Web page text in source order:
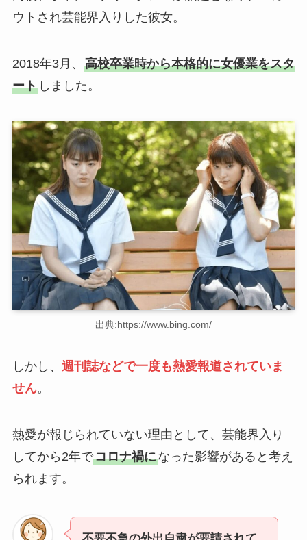
ウトされ芸能界入りした彼女。
2018年3月、 高校卒業時から本格的に女優業をスタ
ートしました。
出典:https://www.bing.com/
しかし、 週刊誌などで一度も熱愛報道されていま
せん。
熱愛が報じられていない理由として、芸能界入り
してから2年でコロナ禍になった影響があると考え
られます。